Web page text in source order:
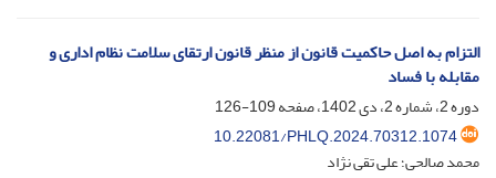
التزام به اصل حاکمیت قانون از منظر قانون ارتقای سلامت نظام اداری و
مقابله با فساد
دوره 2، شماره 2، دی 1402، صفحه
109-126
10.22081/PHLQ.2024.70312.1074
محمد صالحی؛ علی تقی نژاد